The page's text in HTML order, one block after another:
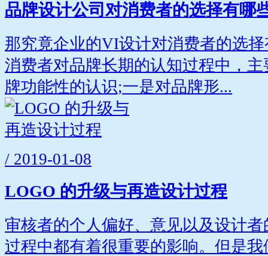
品牌设计公司对消费者的选择有哪
那究竟企业的VI设计对消费者的选
消费者对品牌长期的认知过程中，
牌功能性的认识;一是对品牌形...
/ 2019-01-08
LOGO 的升级与再造设计过程
审核者的个人偏好、意见以及设计
过程中都有着很重要的影响。但是